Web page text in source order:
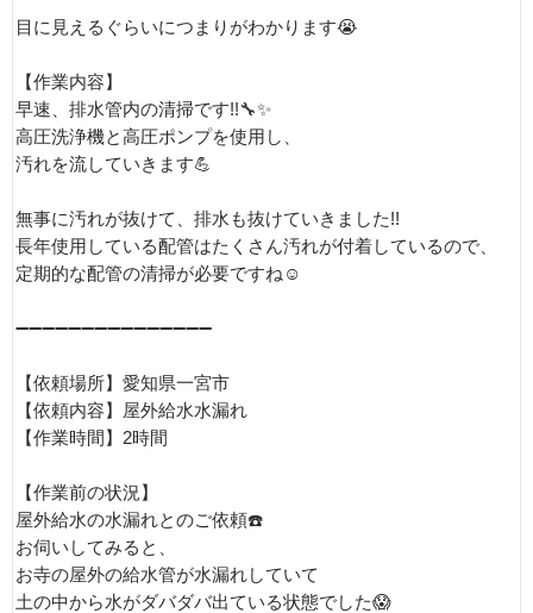
目に見えるぐらいにつまりがわかります😭
【作業内容】
早速、排水管内の清掃です!!🔧✨
高圧洗浄機と高圧ポンプを使用し、
汚れを流していきます💪
無事に汚れが抜けて、排水も抜けていきました!!
長年使用している配管はたくさん汚れが付着しているので、
定期的な配管の清掃が必要ですね☺️
➖➖➖➖➖➖➖➖➖➖➖➖➖➖➖
【依頼場所】愛知県一宮市
【依頼内容】屋外給水水漏れ
【作業時間】2時間
【作業前の状況】
屋外給水の水漏れとのご依頼☎️
お伺いしてみると、
お寺の屋外の給水管が水漏れしていて
土の中から水がダバダバ出ている状態でした😱